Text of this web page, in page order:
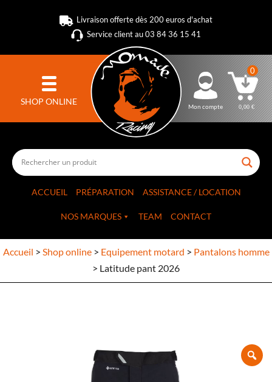
Livraison offerte dès 200 euros d'achat
Service client au 03 84 36 15 41
SHOP ONLINE Mon compte
0
0,00€
ACCUEIL PRÉPARATION ASSISTANCE / LOCATION
NOS MARQUES TEAM CONTACT
Accueil > Shop online> Equipement motard > Pantalons homme
> Latitude pant 2026